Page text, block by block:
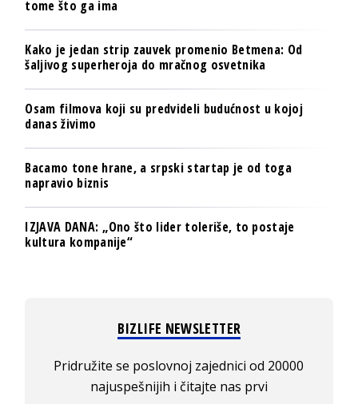
tome što ga ima
Kako je jedan strip zauvek promenio Betmena: Od
šaljivog superheroja do mračnog osvetnika
Osam filmova koji su predvideli budućnost u kojoj
danas živimo
Bacamo tone hrane, a srpski startap je od toga
napravio biznis
IZJAVA DANA: „Ono što lider toleriše, to postaje
kultura kompanije“
BIZLIFE NEWSLETTER
Pridružite se poslovnoj zajednici od 20000
najuspešnijih i čitajte nas prvi